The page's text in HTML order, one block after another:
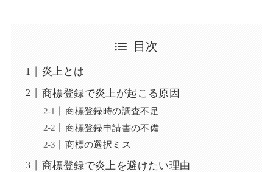
目次
炎上とは
商標登録で炎上が起こる原因
商標登録時の調査不足
商標登録申請書の不備
商標の選択ミス
商標登録で炎上を避けたい理由